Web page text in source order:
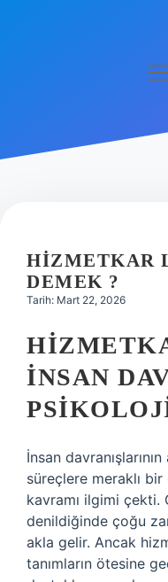
Hakkımızda
HIZMETKAR
DEMEK ?
Tarih: Mart 22, 2026
İNSAN
İnsan
süreçlere meraklı
kavramı ilgimi çekti.
denildiğinde çoğu
akla gelir. Ancak
tanımların ötesine